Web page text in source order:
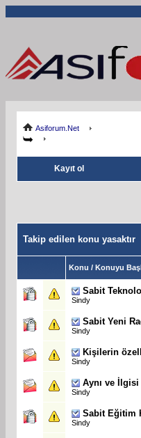
Asiforum.Net
Kayıt ol
Takip edilen konu yasaktır
Konu / Konuyu
Sabit
Sindy
Sabit Yeni
Sindy
Kişilerin
Sindy
Aynı ve İlgisi
Sindy
Sabit Eğitim
Sindy